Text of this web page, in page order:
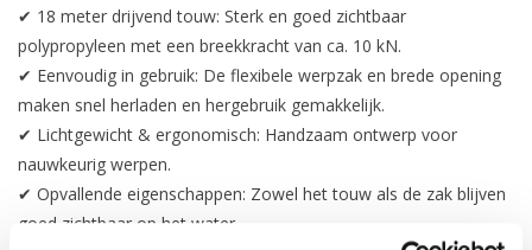
✔ 18 meter drijvend touw: Sterk en goed zichtbaar
polypropyleen met een breekkracht van ca. 10 kN.
✔ Eenvoudig in gebruik: De flexibele werpzak en brede opening
maken snel herladen en hergebruik gemakkelijk.
✔ Lichtgewicht & ergonomisch: Handzaam ontwerp voor
nauwkeurig werpen.
✔ Opvallende eigenschappen: Zowel het touw als de zak blijven
goed zichtbaar op het water.